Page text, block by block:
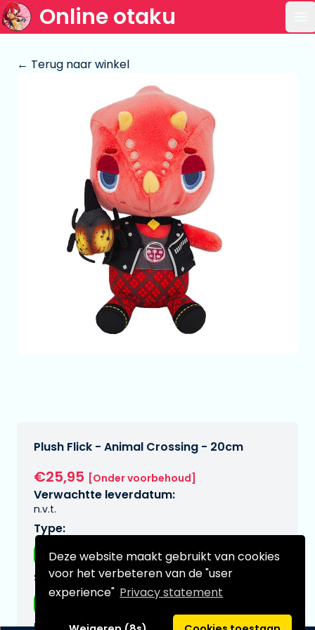
Deze website maakt gebruikt van cookies
voor het verbeteren van de "user
experience" Privacy statement
Online otaku
← Terug naar winkel
Plush Flick - Animal Crossing - 20cm
€25,95 [Onder voorbehoud]
Verwachtte leverdatum:
n.v.t.
Type:
Plushes
Serie: